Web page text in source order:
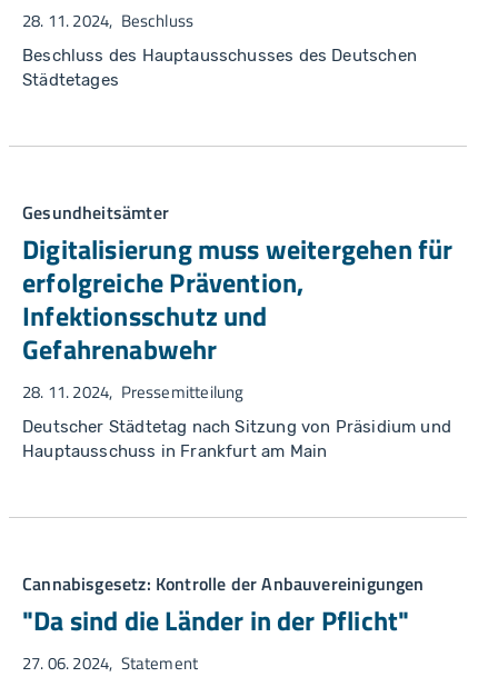
28. 11. 2024 Beschluss
Beschluss des Hauptausschusses des Deutschen
Städtetages
Gesundheitsämter
Digitalisierung muss weitergehen für
erfolgreiche Prävention,
Infektionsschutz und
Gefahrenabwehr
28. 11. 2024 Pressemitteilung
Deutscher Städtetag nach Sitzung von Präsidium und
Hauptausschuss in Frankfurt am Main
Cannabisgesetz: Kontrolle der Anbauvereinigungen
"Da sind die Länder in der Pflicht"
27. 06. 2024 Statement